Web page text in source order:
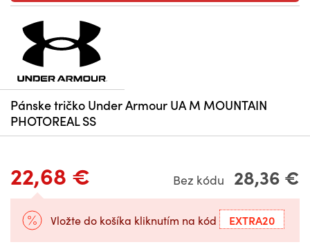
Pánske tričko Under Armour UA M MOUNTAIN
PHOTOREAL SS
22,68 € Bez kódu 28,36 €
Vložte do košíka kliknutím na kód EXTRA20